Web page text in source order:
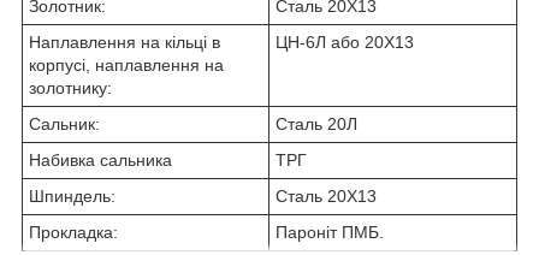
Золотник:
Сталь 20Х13
Наплавлення на кільці в
корпусі, наплавлення на
золотнику:
ЦН-6Л або 20Х13
Сальник:
Сталь 20Л
Набивка сальника
ТРГ
Шпиндель:
Сталь 20Х13
Прокладка:
Пароніт ПМБ.